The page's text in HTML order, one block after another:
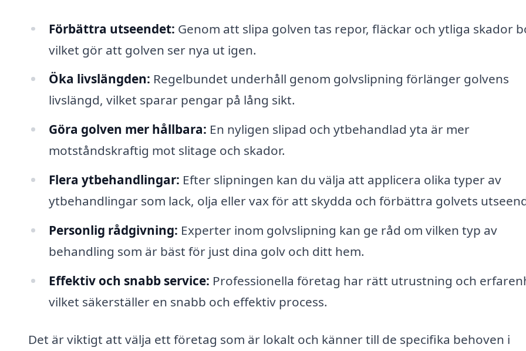
Förbättra utseendet: Genom att slipa golven tas repor, fläckar och ytliga skador
vilket gör att golven ser nya ut igen.
Öka livslängden: Regelbundet underhåll genom golvslipning förlänger golvens
livslängd, vilket sparar pengar på lång sikt.
Göra golven mer hållbara: En nyligen slipad och ytbehandlad yta är mer
motståndskraftig mot slitage och skador.
Flera ytbehandlingar: Efter slipningen kan du välja att applicera olika typer av
ytbehandlingar som lack, olja eller vax för att skydda och förbättra golvets
Personlig rådgivning: Experter inom golvslipning kan ge råd om vilken typ av
behandling som är bäst för just dina golv och ditt hem.
Effektiv och snabb service: Professionella företag har rätt utrustning och
vilket säkerställer en snabb och effektiv process.
Det är viktigt att välja ett företag som är lokalt och känner till de specifika behoven i